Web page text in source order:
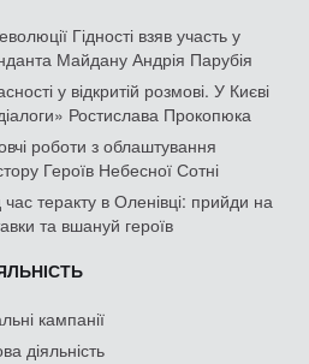
Гідності взяв участь у
Майдану Андрія Парубія
у відкритій розмові. У Києві
Ростислава Прокопюка
роботи з облаштування
Героїв Небесної Сотні
теракту в Оленівці: прийди на
та вшануй героїв
кампанії
діяльність